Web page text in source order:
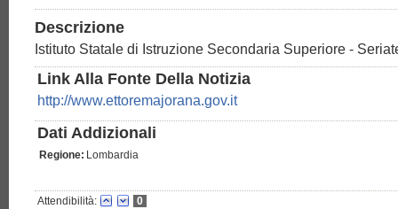
Descrizione
Istituto Statale di Istruzione Secondaria Superiore -
Link Alla Fonte Della Notizia
http://www.ettoremajorana.gov.it
Dati Addizionali
Regione: Lombardia
Attendibilità: 0